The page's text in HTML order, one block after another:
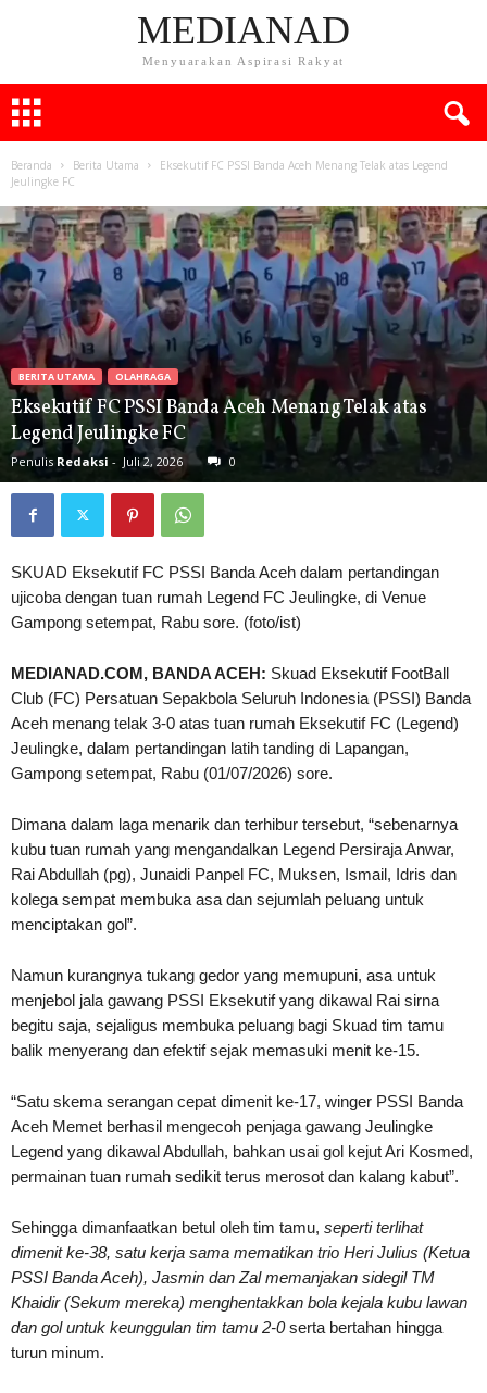
MEDIANAD
Menyuarakan Aspirasi Rakyat
Beranda Berita Utama
Eksekutif FC PSSI Banda Aceh Menang Telak atas Legend
Jeulingke FC
BERITA UTAMA OLAHRAGA
Eksekutif FC PSSI Banda Aceh Menang Telak atas
Legend Jeulingke FC
Penulis Redaksi - Juli 2, 2026 0
SKUAD Eksekutif FC PSSI Banda Aceh dalam pertandingan
ujicoba dengan tuan rumah Legend FC Jeulingke, di Venue
Gampong setempat, Rabu sore. (foto/ist)
MEDIANAD.COM, BANDA ACEH: Skuad Eksekutif FootBall
Club (FC) Persatuan Sepakbola Seluruh Indonesia (PSSI) Banda
Aceh menang telak 3-0 atas tuan rumah Eksekutif FC (Legend)
Jeulingke, dalam pertandingan latih tanding di Lapangan,
Gampong setempat, Rabu (01/07/2026) sore.
Dimana dalam laga menarik dan terhibur tersebut, “sebenarnya
kubu tuan rumah yang mengandalkan Legend Persiraja Anwar,
Rai Abdullah (pg), Junaidi Panpel FC, Muksen, Ismail, Idris dan
kolega sempat membuka asa dan sejumlah peluang untuk
menciptakan gol”.
Namun kurangnya tukang gedor yang memupuni, asa untuk
menjebol jala gawang PSSI Eksekutif yang dikawal Rai sirna
begitu saja, sejaligus membuka peluang bagi Skuad tim tamu
balik menyerang dan efektif sejak memasuki menit ke-15.
“Satu skema serangan cepat dimenit ke-17, winger PSSI Banda
Aceh Memet berhasil mengecoh penjaga gawang Jeulingke
Legend yang dikawal Abdullah, bahkan usai gol kejut Ari Kosmed,
permainan tuan rumah sedikit terus merosot dan kalang kabut”.
Sehingga dimanfaatkan betul oleh tim tamu, seperti terlihat
dimenit ke-38, satu kerja sama mematikan trio Heri Julius (Ketua
PSSI Banda Aceh), Jasmin dan Zal memanjakan sidegil TM
Khaidir (Sekum mereka) menghentakkan bola kejala kubu lawan
dan gol untuk keunggulan tim tamu 2-0serta bertahan hingga
turun minum.